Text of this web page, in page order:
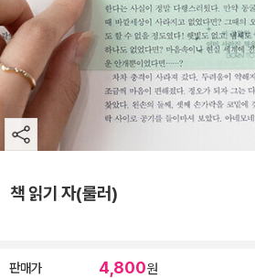
책 읽기 자(룰러)
판매가 4,800원